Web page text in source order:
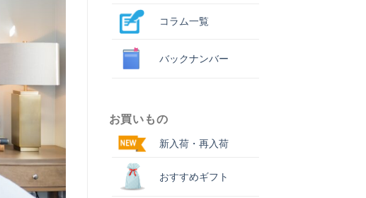
コラム一覧
バックナンバー
お買いもの
新入荷・再入荷
おすすめギフト